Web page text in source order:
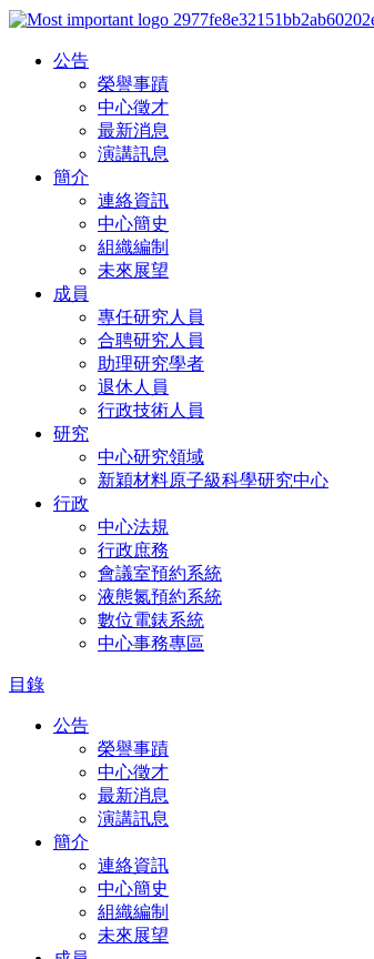
公告
榮譽事蹟
中心徵才
最新消息
演講訊息
簡介
連絡資訊
中心簡史
組織編制
未來展望
成員
專任研究人員
合聘研究人員
助理研究學者
退休人員
行政技術人員
研究
中心研究領域
新穎材料原子級科學研究中心
行政
中心法規
行政庶務
會議室預約系統
液態氮預約系統
數位電錶系統
中心事務專區
目錄
公告
榮譽事蹟
中心徵才
最新消息
演講訊息
簡介
連絡資訊
中心簡史
組織編制
未來展望